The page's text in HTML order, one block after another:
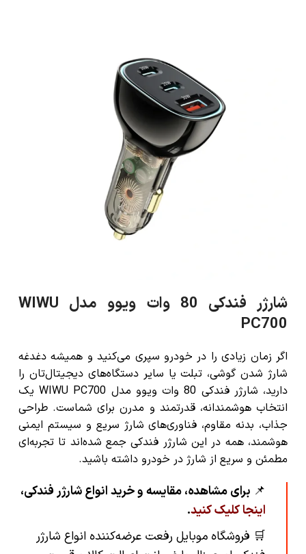
شارژر فندکی 80 وات ویوو مدل WIWU
PC700
اگر زمان زیادی را در خودرو سپری می‌کنید و همیشه دغدغه
شارژ شدن گوشی، تبلت یا سایر دستگاه‌های دیجیتال‌تان را
دارید، شارژر فندکی 80 وات ویوو مدل WIWU PC700
یک
انتخاب هوشمندانه، قدرتمند و مدرن برای شماست. طراحی
جذاب، بدنه مقاوم، فناوری‌های شارژ سریع و سیستم ایمنی
هوشمند، همه در این شارژر فندکی جمع شده‌اند تا تجربه‌ای
مطمئن و سریع از شارژ در خودرو داشته باشید.
📌 برای مشاهده، مقایسه و خرید انواع شارژر فندکی،
اینجا کلیک کنید.
🛒 فروشگاه موبایل رفعت عرضه‌کننده انواع شارژر